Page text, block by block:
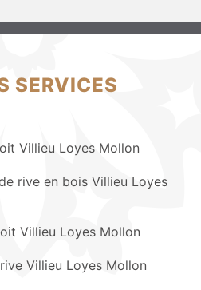
SERVICES
Villieu Loyes Mollon
rive en bois Villieu Loyes
Villieu Loyes Mollon
Villieu Loyes Mollon